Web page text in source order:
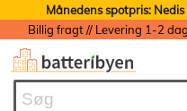
Månedens spotpris: